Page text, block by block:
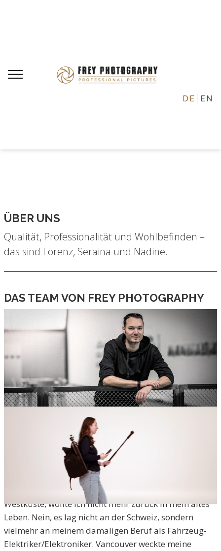
DE EN
ÜBER UNS
Qualität, Professionalität und Wohlbefinden –
das sind Lorenz, Seraina und Nadine.
DAS TEAM VON FREY PHOTOGRAPHY
LORENZ FREY – DIE PERSPEKTIVE DIE
ALLES VERÄNDERT
Vancouver veränderte mein Leben grundlegend.
Während meines mehrmonatigen Aufenthalts an der
bezaubernden, von der Natur geprägten kanadischen
Westküste, wollte ich nicht mehr zurück in mein altes
Leben. Nein, es lag nicht an der Schweiz, sondern
vielmehr an meinem damaligen Beruf als Fahrzeug-
Elektriker/Elektroniker. Vancouver weckte meine